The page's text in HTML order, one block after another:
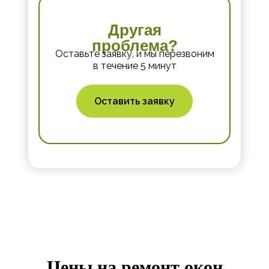
Другая
проблема?
Оставьте заявку, и мы перезвоним
в течение 5 минут
Оставить заявку